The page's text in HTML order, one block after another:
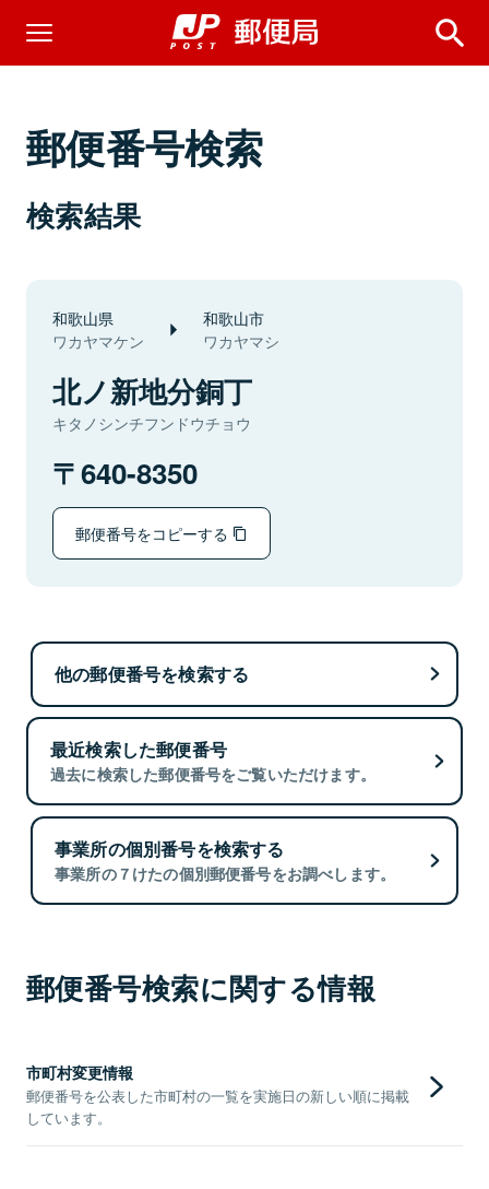
郵便番号検索
検索結果
和歌山県
ワカヤマケン
和歌山市
ワカヤマシ
北ノ新地分銅丁
キタノシンチフンドウチョウ
640-8350
郵便番号をコピーする
他の郵便番号を検索する
最近検索した郵便番号
過去に検索した郵便番号をご覧いただけます。
事業所の個別番号を検索する
事業所の７けたの個別郵便番号をお調べします。
郵便番号検索に関する情報
市町村変更情報
郵便番号を公表した市町村の一覧を実施日の新しい順に掲載
しています。